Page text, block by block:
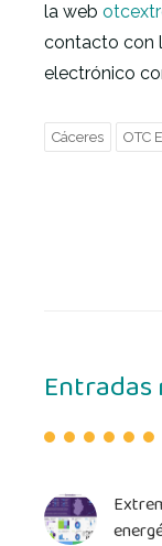
la web
contacto con
electrónico
Cáceres OTC